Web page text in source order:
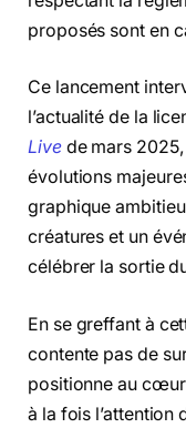
proposés sont en
Ce lancement
l’actualité de la
Livede mars 2025,
évolutions
graphique
créatures et un
célébrer la sortie
En se greffant à
contente pas de
positionne au cœur
à la fois l’attention